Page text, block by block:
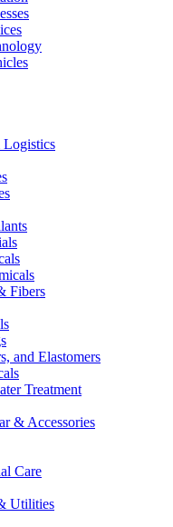
Logistics
Fibers
and Elastomers
Treatment
& Accessories
Care
Utilities